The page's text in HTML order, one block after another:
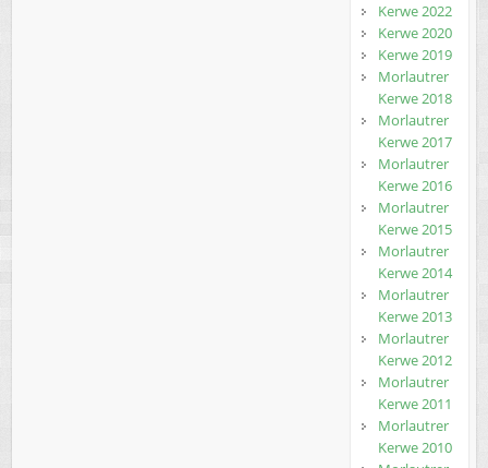
Kerwe 2022
Kerwe 2020
Kerwe 2019
Morlautrer
Kerwe 2018
Morlautrer
Kerwe 2017
Morlautrer
Kerwe 2016
Morlautrer
Kerwe 2015
Morlautrer
Kerwe 2014
Morlautrer
Kerwe 2013
Morlautrer
Kerwe 2012
Morlautrer
Kerwe 2011
Morlautrer
Kerwe 2010